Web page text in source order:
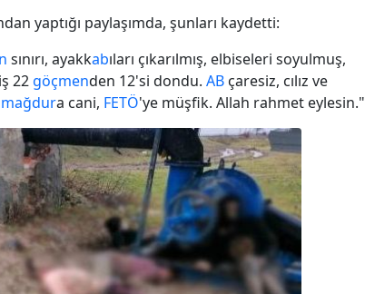
yaptığı paylaşımda, şunları kaydetti:
sınırı, ayakkabıları çıkarılmış, elbiseleri soyulmuş,
22 göçmenden 12'si dondu. AB çaresiz, cılız ve
mağdura cani, FETÖ'ye müşfik. Allah rahmet eylesin."